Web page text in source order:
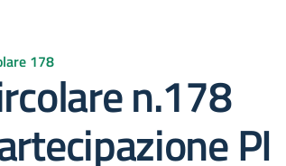
178
n.178
PI